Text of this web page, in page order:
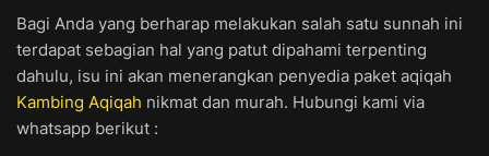
Bagi Anda yang berharap melakukan salah satu sunnah ini
terdapat sebagian hal yang patut dipahami terpenting
dahulu, isu ini akan menerangkan penyedia paket aqiqah
Kambing Aqiqah nikmat dan murah. Hubungi kami via
whatsapp berikut :